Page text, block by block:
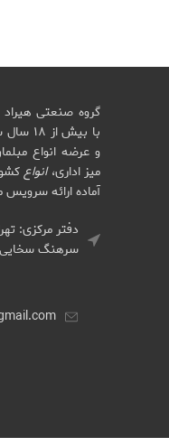
گروه صنعتی
با
و عرضه انواع
میز اداری،انواعکشو
آماده ارائه
دفتر مرکزی:
سرهنگ سخایی،